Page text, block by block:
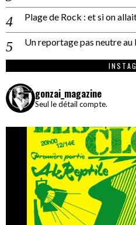
Plage de Rock : et si on
Un reportage pas neutre au
gonzai_magazine
Seul le détail compte.